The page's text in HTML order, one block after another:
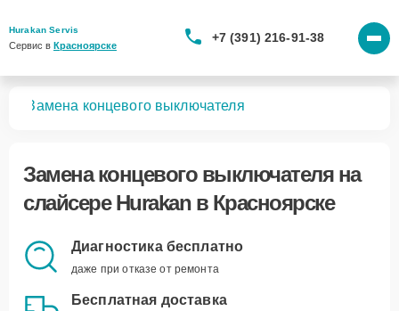
Hurakan Servis
Сервис в Красноярске
+7 (391) 216-91-38
Замена концевого выключателя
Замена концевого выключателяна
слайсере Hurakan в Красноярске
Диагностика бесплатно
даже при отказе от ремонта
Бесплатная доставка